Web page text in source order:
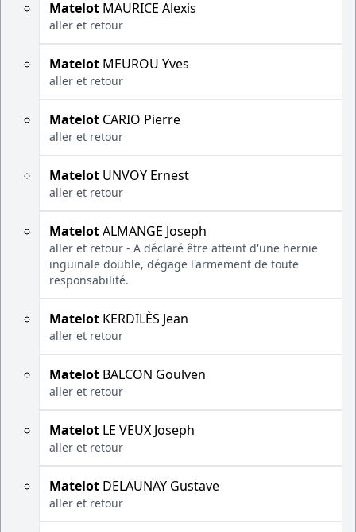
Matelot MAURICE Alexis
aller et retour
Matelot MEUROU Yves
aller et retour
Matelot CARIO Pierre
aller et retour
Matelot UNVOY Ernest
aller et retour
MatelotALMANGE Joseph
aller et retour - A déclaré être atteint d'une hernie
inguinale double, dégage l'armement de toute
responsabilité.
Matelot KERDILÈS Jean
aller et retour
Matelot BALCON Goulven
aller et retour
Matelot LE VEUX Joseph
aller et retour
Matelot DELAUNAY Gustave
aller et retour